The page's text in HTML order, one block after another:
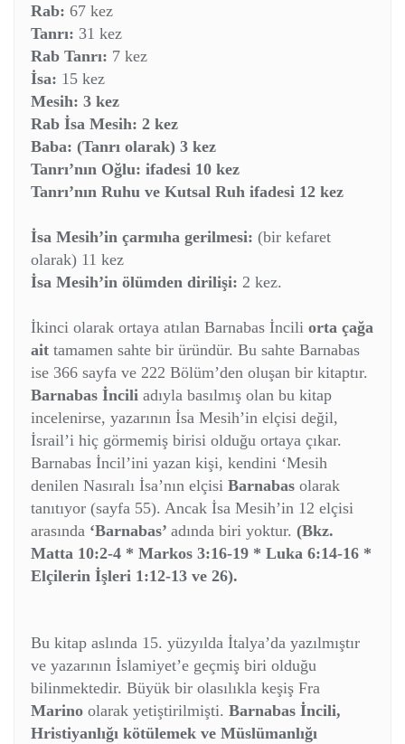
Rab: 67 kez
Tanrı: 31 kez
Rab Tanrı: 7 kez
İsa: 15 kez
Mesih: 3 kez
Rab İsa Mesih: 2 kez
Baba: (Tanrı olarak) 3 kez
Tanrı’nın Oğlu: ifadesi 10 kez
Tanrı’nın Ruhu ve Kutsal Ruh ifadesi 12 kez
İsa Mesih’in çarmıha gerilmesi: (bir kefaret
olarak) 11 kez
İsa Mesih’in ölümden dirilişi: 2 kez.
İkinci olarak ortaya atılan Barnabas İncili orta çağa
ait tamamen sahte bir üründür. Bu sahte Barnabas
ise 366 sayfa ve 222 Bölüm’den oluşan bir kitaptır.
Barnabas İncili adıyla basılmış olan bu kitap
incelenirse, yazarının İsa Mesih’in elçisi değil,
İsrail’i hiç görmemiş birisi olduğu ortaya çıkar.
Barnabas İncil’ini yazan kişi, kendini ‘Mesih
denilen Nasıralı İsa’nın elçisi Barnabas olarak
tanıtıyor (sayfa 55). Ancak İsa Mesih’in 12 elçisi
arasında ‘Barnabas’ adında biri yoktur. (Bkz.
Matta 10:2-4 * Markos 3:16-19 * Luka 6:14-16 *
Elçilerin İşleri 1:12-13 ve 26).
Bu kitap aslında 15. yüzyılda İtalya’da yazılmıştır
ve yazarının İslamiyet’e geçmiş biri olduğu
bilinmektedir. Büyük bir olasılıkla keşiş Fra
Marino olarak yetiştirilmişti. Barnabas İncili,
Hristiyanlığı kötülemek ve Müslümanlığı